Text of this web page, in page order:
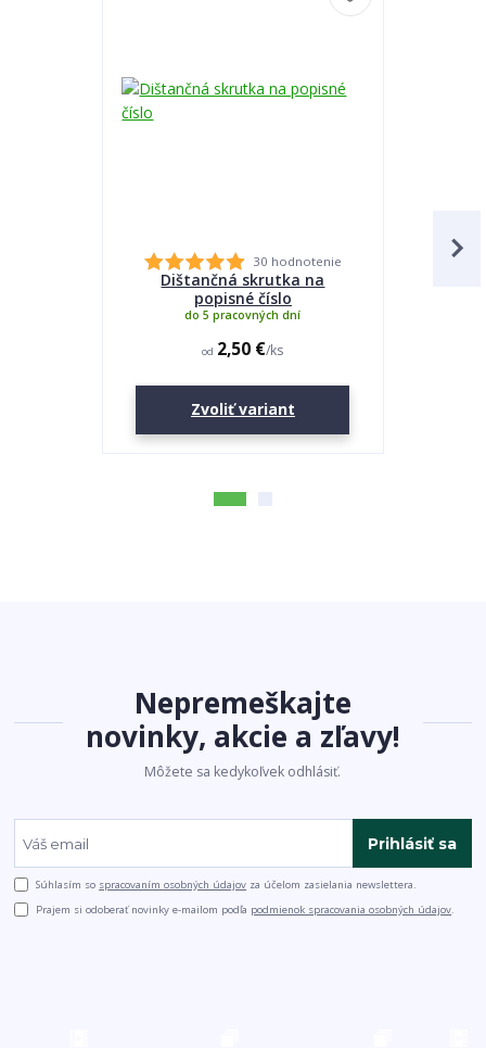
30 hodnotenie
Dištančná skrutka na
popisné číslo
od 2,50 €/ks
do 5 pracovných dní
Zvoliť variant
Nepremeškajte
novinky, akcie a zľavy!
Môžete sa kedykoľvek odhlásiť.
Prihlásiť sa
Súhlasím so spracovaním osobných údajov za účelom zasielania newslettera.
Prajem si odoberať novinky e-mailom podľa podmienok spracovania osobných údajov.